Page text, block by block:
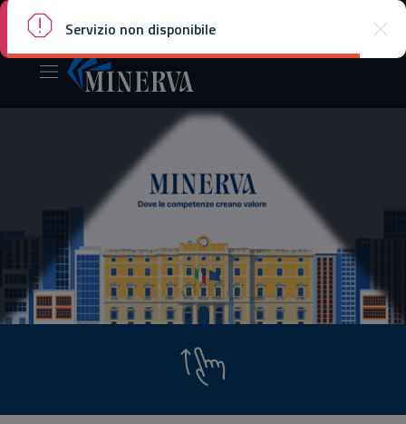
Dipartimento della funzione pubblica
Servizio non disponibile